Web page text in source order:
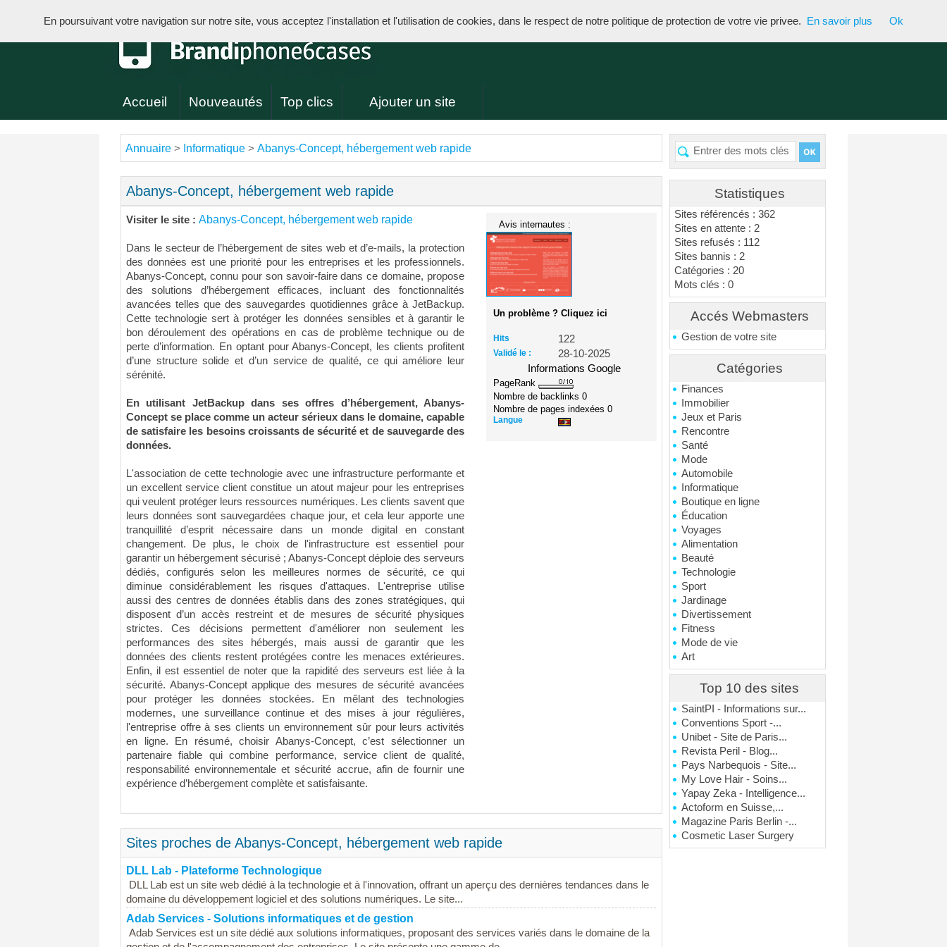
Accueil Nouveautés Top clics Ajouter un site
Statistiques
Sites référencés : 362
Sites en attente : 2
Sites refusés : 112
Sites bannis : 2
Catégories : 20
Mots clés : 0
Accés Webmasters
Gestion de votre site
Catégories
Finances
Immobilier
Jeux et Paris
Rencontre
Santé
Mode
Automobile
Informatique
Boutique en ligne
Éducation
Voyages
Alimentation
Beauté
Technologie
Sport
Jardinage
Divertissement
Fitness
Mode de vie
Art
Top 10 des sites
SaintPI - Informations sur...
Conventions Sport -...
Unibet - Site de Paris...
Revista Peril - Blog...
Pays Narbequois - Site...
My Love Hair - Soins...
Yapay Zeka - Intelligence...
Actoform en Suisse,...
Magazine Paris Berlin -...
Cosmetic Laser Surgery
Annuaire > Informatique > Abanys-Concept, hébergement web rapide
Abanys-Concept, hébergement web rapide
Visiter le site : Abanys-Concept, hébergement web rapide
Dans le secteur de l’hébergement de sites web et d’e-mails, la protection
des données est une priorité pour les entreprises et les professionnels.
Abanys-Concept, connu pour son savoir-faire dans ce domaine, propose
des solutions d’hébergement efficaces, incluant des fonctionnalités
avancées telles que des sauvegardes quotidiennes grâce à JetBackup.
Cette technologie sert à protéger les données sensibles et à garantir le
bon déroulement des opérations en cas de problème technique ou de
perte d’information. En optant pour Abanys-Concept, les clients profitent
d’une structure solide et d’un service de qualité, ce qui améliore leur
sérénité.
En utilisant JetBackup dans ses offres d’hébergement, Abanys-
Concept se place comme un acteur sérieux dans le domaine, capable
de satisfaire les besoins croissants de sécurité et de sauvegarde des
données.
L'association de cette technologie avec une infrastructure performante et
un excellent service client constitue un atout majeur pour les entreprises
qui veulent protéger leurs ressources numériques. Les clients savent que
leurs données sont sauvegardées chaque jour, et cela leur apporte une
tranquillité d’esprit nécessaire dans un monde digital en constant
changement. De plus, le choix de l'infrastructure est essentiel pour
garantir un hébergement sécurisé ; Abanys-Concept déploie des serveurs
dédiés, configurés selon les meilleures normes de sécurité, ce qui
diminue considérablement les risques d'attaques. L'entreprise utilise
aussi des centres de données établis dans des zones stratégiques, qui
disposent d’un accès restreint et de mesures de sécurité physiques
strictes. Ces décisions permettent d'améliorer non seulement les
performances des sites hébergés, mais aussi de garantir que les
données des clients restent protégées contre les menaces extérieures.
Enfin, il est essentiel de noter que la rapidité des serveurs est liée à la
sécurité. Abanys-Concept applique des mesures de sécurité avancées
pour protéger les données stockées. En mêlant des technologies
modernes, une surveillance continue et des mises à jour régulières,
l'entreprise offre à ses clients un environnement sûr pour leurs activités
en ligne. En résumé, choisir Abanys-Concept, c’est sélectionner un
partenaire fiable qui combine performance, service client de qualité,
responsabilité environnementale et sécurité accrue, afin de fournir une
expérience d’hébergement complète et satisfaisante.
Avis internautes :
Un problème ? Cliquez ici
Hits 122
Validé le :
28-10-2025
Informations Google
PageRank
Nombre de backlinks0
Nombre de pages indexées0
Langue
Sites proches de Abanys-Concept, hébergement web rapide
DLL Lab - Plateforme Technologique
DLL Lab est un site web dédié à la technologie et à l'innovation, offrant un aperçu des dernières tendances dans le
domaine du développement logiciel et des solutions numériques. Le site...
Adab Services - Solutions informatiques et de gestion
Adab Services est un site dédié aux solutions informatiques, proposant des services variés dans le domaine de la
En poursuivant votre navigation sur notre site, vous acceptez l'installation et l'utilisation de cookies, dans le respect de notre politique de protection de votre vie privee. En savoir plus Ok